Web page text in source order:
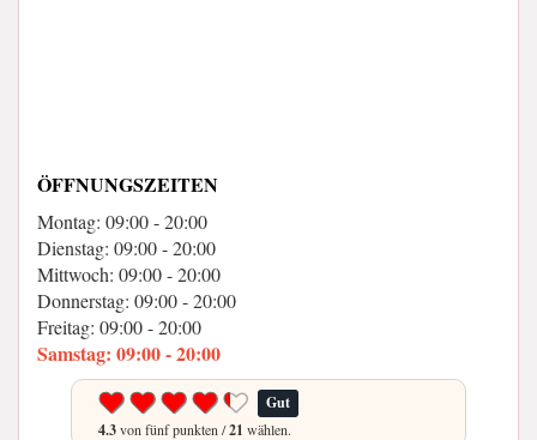
ÖFFNUNGSZEITEN
Montag: 09:00 - 20:00
Dienstag: 09:00 - 20:00
Mittwoch: 09:00 - 20:00
Donnerstag: 09:00 - 20:00
Freitag: 09:00 - 20:00
Samstag: 09:00 - 20:00
Gut
4.3von fünf punkten /21 wählen.